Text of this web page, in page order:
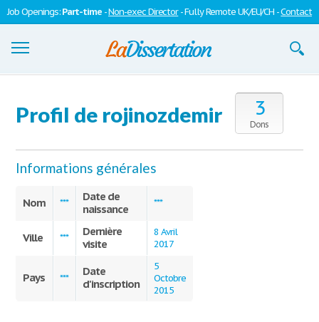
Job Openings:Part-time -Non-exec Director- Fully Remote UK/EU/CH -Contact
S'inscrire
Se connecter
3
Dons
Profil de rojinozdemir
Informations générales
Nom ***
Date de
naissance
***
Ville ***
Dernière
visite
8 Avril
2017
Pays ***
Date
d'inscription
5
Octobre
2015